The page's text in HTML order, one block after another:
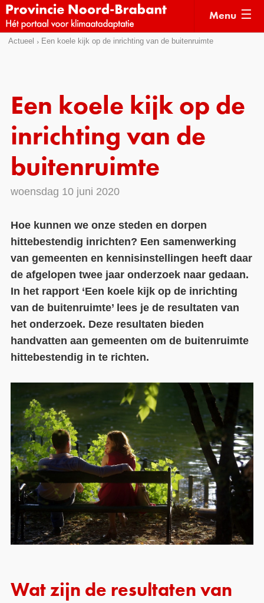
Sla
naar
menu
naar
pagina
Menu
Actueel Een koele kijk op de inrichting van de buitenruimte
Een koele kijk op de
inrichting van de
buitenruimte
woensdag 10 juni 2020
Hoe kunnen we onze steden en dorpen
hittebestendig inrichten? Een samenwerking
van gemeenten en kennisinstellingen heeft daar
de afgelopen twee jaar onderzoek naar gedaan.
In het rapport ‘Een koele kijk op de inrichting
van de buitenruimte’ lees je de resultaten van
het onderzoek. Deze resultaten bieden
handvatten aan gemeenten om de buitenruimte
hittebestendig in te richten.
Wat zijn de resultaten van
Actueel
Klimaatverhalen
Kennisdossiers
Hulpmiddelen
Voorbeelden
Subsidies
Contact
Over ons
LIFE-IP Klimaatadaptatie
Weerbaar Dommelland